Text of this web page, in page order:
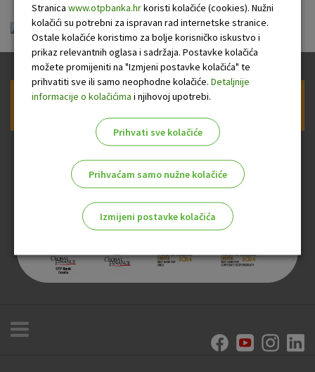
O nama Dnevno financijsko izvješće.pdf
Prijava na newsletter OTP banke
Stranica www.otpbanka.hrkoristi kolačiće (cookies). Nužni
kolačići su potrebni za ispravan rad internetske stranice.
Ostale kolačiće koristimo za bolje korisničko iskustvo i
prikaz relevantnih oglasa i sadržaja. Postavke kolačića
možete promijeniti na "Izmjeni postavke kolačića" te
prihvatiti sve ili samo neophodne kolačiće. Detaljnije
informacije o kolačićima i njihovoj upotrebi.
Prihvati sve kolačiće
Prihvaćam samo nužne kolačiće
Izmijeni postavke kolačića